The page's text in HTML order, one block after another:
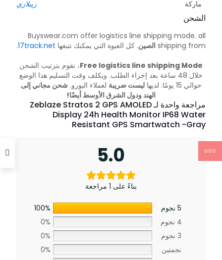
ماركة زيبلازي
الشحن
Buyswear.com offer logistics line shipping mode. all
shipping from الصين. كل العبوة التي يمكنك تتبعها 17track.net
.
Free logistics line shipping Mode، نقوم بترتيب الشحن
خلال 48 ساعة بعد إجراء الطلب. ويكلف وقت التسليم هذا الوضع
حوالي 15 يومًا. لديها
ليست ضريبة لعملاء اليورو. شحن مجاني إلى
الهند ودول الشرق الأوسط أيضًا!
مراجعة واحدة لـZeblaze Stratos 2 GPS AMOLED
Display 24h Health Monitor IP68 Water
Resistant GPS Smartwatch -Gray
5.0
بناءً على 1 مراجعة
5 نجوم
100%
4 نجوم
0%
3 نجوم
0%
نجمتين
0%
USD